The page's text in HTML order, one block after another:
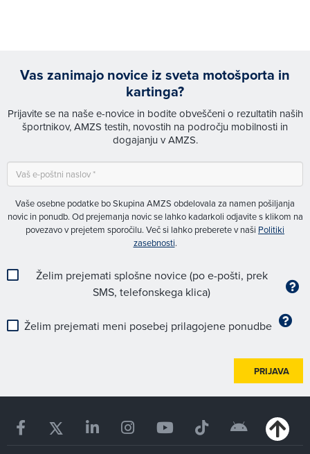
Vas zanimajo novice iz sveta motošporta in
kartinga?
Prijavite se na naše e-novice in bodite obveščeni o rezultatih naših
športnikov, AMZS testih, novostih na področju mobilnosti in
dogajanju v AMZS.
Vaše osebne podatke bo Skupina AMZS obdelovala za namen pošiljanja
novic in ponudb. Od prejemanja novic se lahko kadarkoli odjavite s klikom na
povezavo v prejetem sporočilu. Več si lahko preberete v naši Politiki
zasebnosti.
Želim prejemati splošne novice (po e-pošti, prek
SMS, telefonskega klica)
Želim prejemati meni posebej prilagojene ponudbe
PRIJAVA